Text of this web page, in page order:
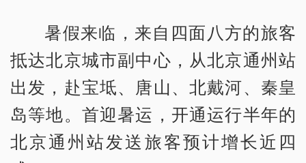
暑假来临，来自四面八方的旅客
抵达北京城市副中心，从北京通州站
出发，赴宝坻、唐山、北戴河、秦皇
岛等地。首迎暑运，开通运行半年的
北京通州站发送旅客预计增长近四